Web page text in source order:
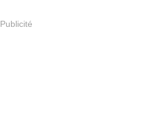
Publicité